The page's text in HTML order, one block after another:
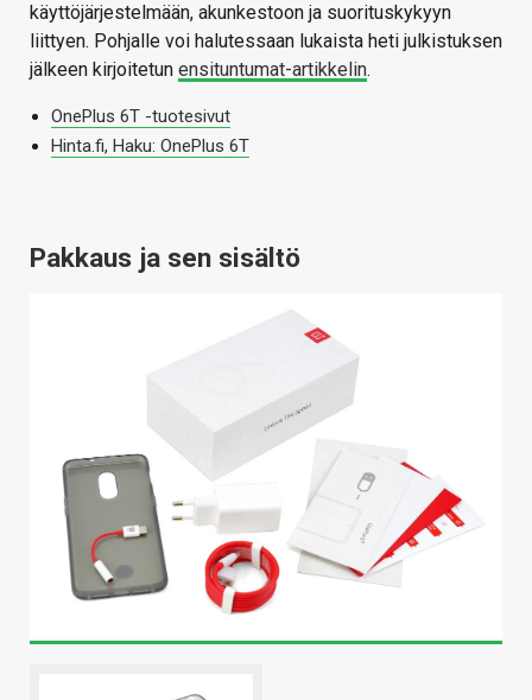
käyttöjärjestelmään, akunkestoon ja suorituskykyyn
liittyen. Pohjalle voi halutessaan lukaista heti julkistuksen
jälkeen kirjoitetun ensituntumat-artikkelin.
OnePlus 6T -tuotesivut
Hinta.fi, Haku: OnePlus 6T
Pakkaus ja sen sisältö